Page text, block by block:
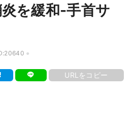
を緩和-手首サ
URLをコピー